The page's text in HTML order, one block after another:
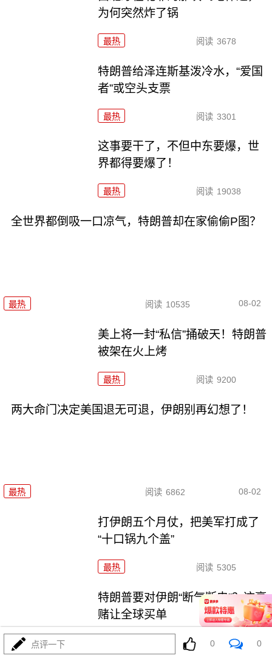
为何突然炸了锅
最热 阅读 3678
特朗普给泽连斯基泼冷水，“爱国
者”或空头支票
最热 阅读 3301
这事要干了，不但中东要爆，世
界都得要爆了！
最热 阅读 19038
全世界都倒吸一口凉气，特朗普却在家偷偷P图？
最热 阅读 10535 08-02
美上将一封“私信”捅破天！特朗普
被架在火上烤
最热 阅读 9200
两大命门决定美国退无可退，伊朗别再幻想了！
最热 阅读 6862 08-02
打伊朗五个月仗，把美军打成了
“十口锅九个盖”
最热 阅读 5305
特朗普要对伊朗“断气断电”？这豪
赌让全球买单
阅读 4452
点评一下 0 0